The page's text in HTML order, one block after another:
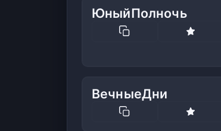
ЮныйПолночь
ВечныеДни